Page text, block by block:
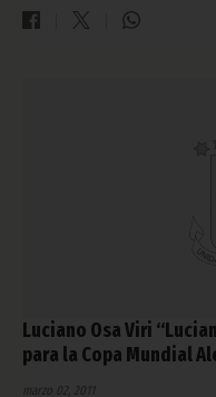
Luciano Osa Viri
para la Copa Mundial
marzo 02, 2011